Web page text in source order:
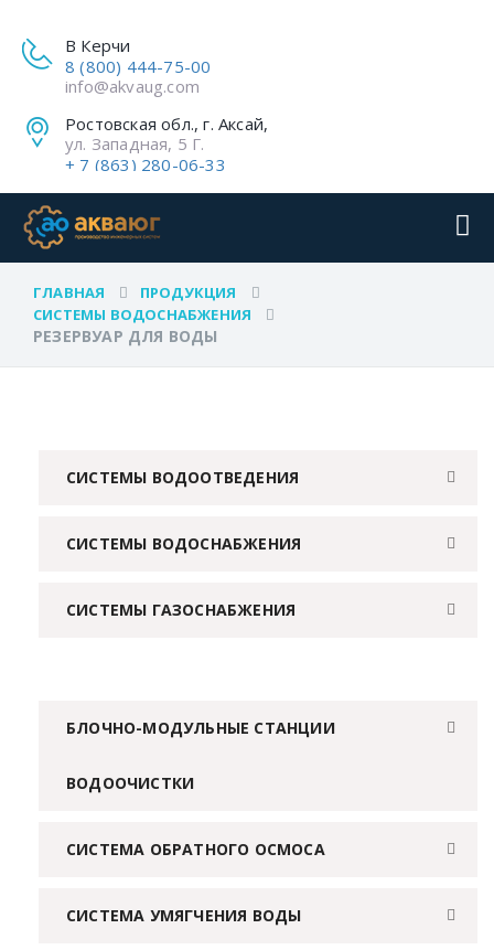
В Керчи
8 (800) 444-75-00
info@akvaug.com
Ростовская обл., г. Аксай,
ул. Западная, 5 Г.
+ 7 (863) 280-06-33
ГЛАВНАЯ
ПРОДУКЦИЯ
СИСТЕМЫ ВОДОСНАБЖЕНИЯ
РЕЗЕРВУАР ДЛЯ ВОДЫ
СИСТЕМЫ ВОДООТВЕДЕНИЯ
СИСТЕМЫ ВОДОСНАБЖЕНИЯ
СИСТЕМЫ ГАЗОСНАБЖЕНИЯ
БЛОЧНО-МОДУЛЬНЫЕ СТАНЦИИ
ВОДООЧИСТКИ
СИСТЕМА ОБРАТНОГО ОСМОСА
СИСТЕМА УМЯГЧЕНИЯ ВОДЫ